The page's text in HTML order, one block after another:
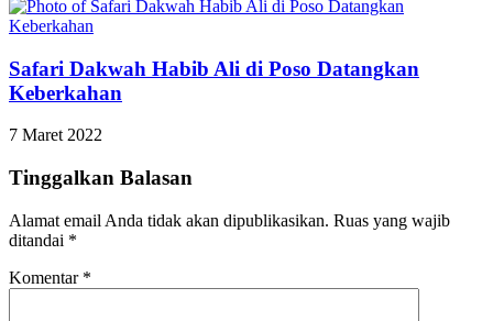
Safari Dakwah Habib Ali di Poso Datangkan
Keberkahan
7 Maret 2022
Tinggalkan Balasan
Alamat email Anda tidak akan dipublikasikan. Ruas yang wajib
ditandai *
Komentar *